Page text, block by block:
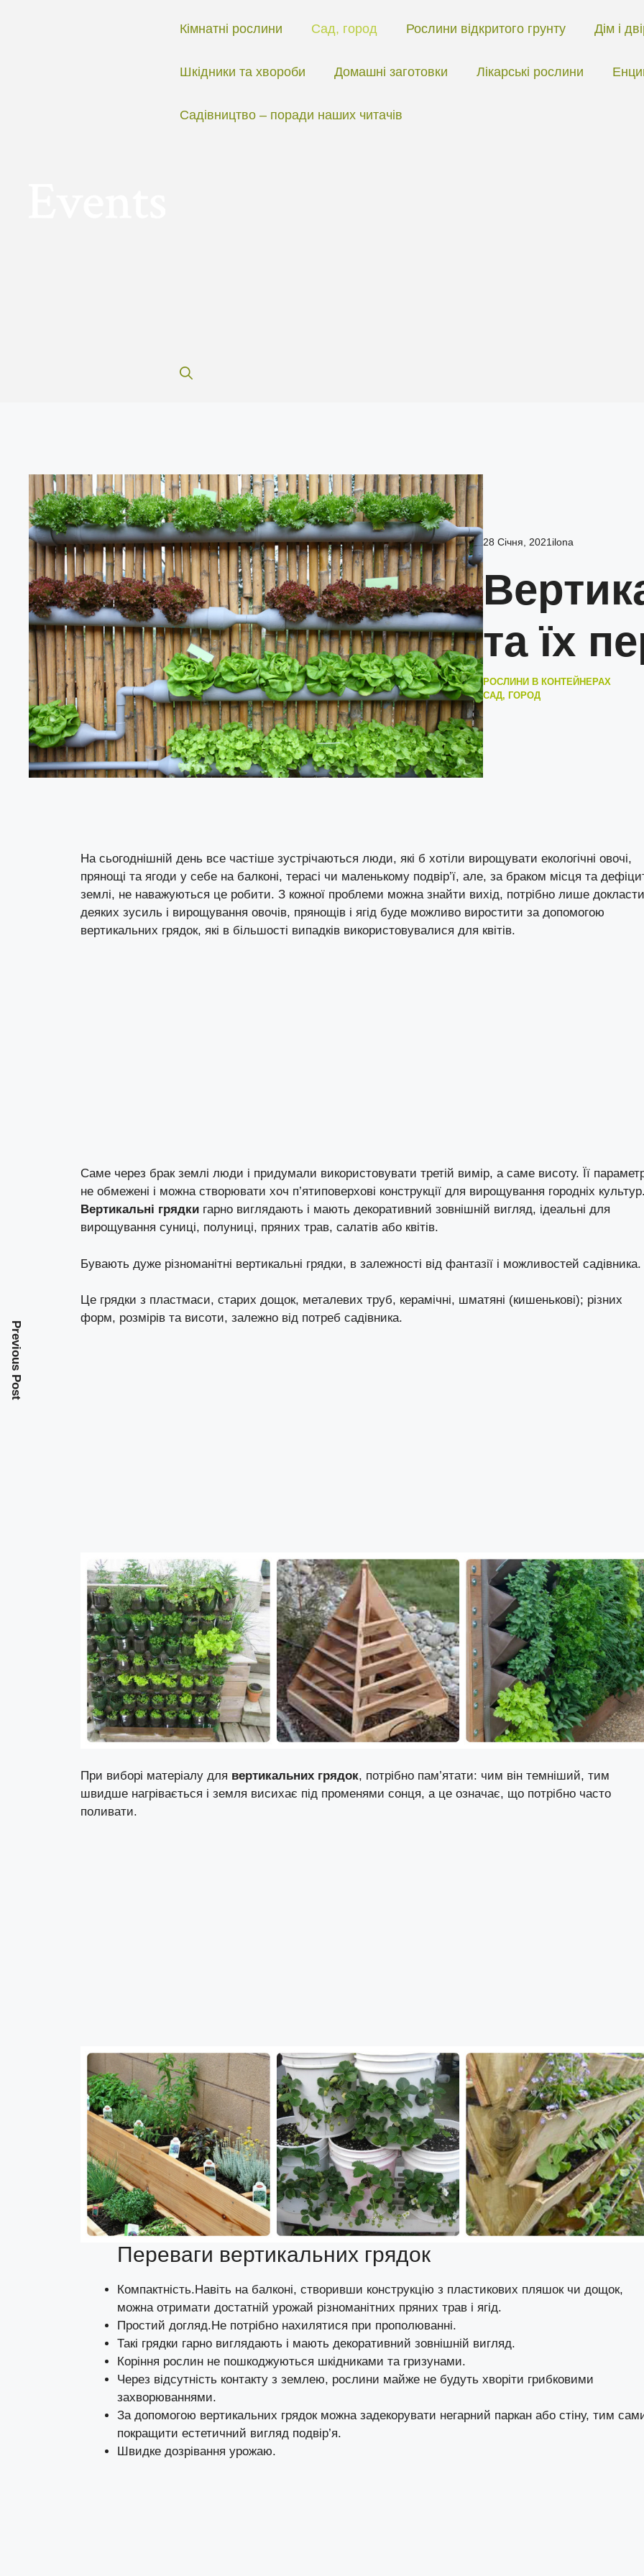
Кімнатні рослини Сад, город Рослини відкритого грунту Дім і
Шкідники та хвороби Домашні заготовки Лікарські рослини
Садівництво – поради наших читачів
28 Січня, 2021ilona
та їх
РОСЛИНИ В КОНТЕЙНЕРАХ
САД, ГОРОД
На сьогоднішній день все частіше зустрічаються люди, які б хотіли вирощувати екологічні овочі,
прянощі та ягоди у себе на балконі, терасі чи маленькому подвір’ї, але, за браком місця та
землі, не наважуються це робити. З кожної проблеми можна знайти вихід, потрібно лише докласти
деяких зусиль і вирощування овочів, прянощів і ягід буде можливо виростити за допомогою
вертикальних грядок, які в більшості випадків використовувалися для квітів.
Саме через брак землі люди і придумали використовувати третій вимір, а саме висоту. Її
не обмежені і можна створювати хоч п’ятиповерхові конструкції для вирощування городніх
Вертикальні грядки гарно виглядають і мають декоративний зовнішній вигляд, ідеальні для
вирощування суниці, полуниці, пряних трав, салатів або квітів.
Бувають дуже різноманітні вертикальні грядки, в залежності від фантазії і можливостей садівника.
Це грядки з пластмаси, старих дощок, металевих труб, керамічні, шматяні (кишенькові); різних
форм, розмірів та висоти, залежно від потреб садівника.
При виборі матеріалу для вертикальних грядок, потрібно пам’ятати: чим він темніший, тим
швидше нагрівається і земля висихає під променями сонця, а це означає, що потрібно часто
поливати.
Переваги вертикальних грядок
Компактність.Навіть на балконі, створивши конструкцію з пластикових пляшок чи дощок,
можна отримати достатній урожай різноманітних пряних трав і ягід.
Простий догляд.Не потрібно нахилятися при прополюванні.
Такі грядки гарно виглядають і мають декоративний зовнішній вигляд.
Коріння рослин не пошкоджуються шкідниками та гризунами.
Через відсутність контакту з землею, рослини майже не будуть хворіти грибковими
захворюваннями.
За допомогою вертикальних грядок можна задекорувати негарний паркан або стіну, тим
покращити естетичний вигляд подвір’я.
Швидке дозрівання урожаю.
Previous Post